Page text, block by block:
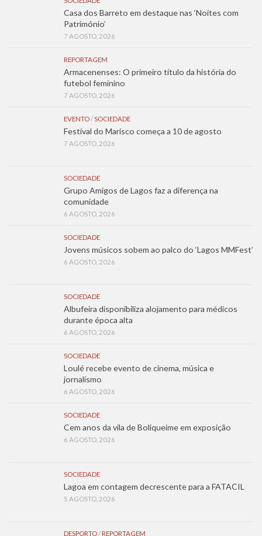
Casa dos Barreto em destaque nas ‘Noites com
Património’
7 AGOSTO, 2026
REPORTAGEM
Armacenenses: O primeiro título da história do
futebol feminino
7 AGOSTO, 2026
EVENTO/SOCIEDADE
Festival do Marisco começa a 10 de agosto
7 AGOSTO, 2026
SOCIEDADE
Grupo Amigos de Lagos faz a diferença na
comunidade
6 AGOSTO, 2026
SOCIEDADE
Jovens músicos sobem ao palco do ‘Lagos MMFest’
6 AGOSTO, 2026
SOCIEDADE
Albufeira disponibiliza alojamento para médicos
durante época alta
6 AGOSTO, 2026
SOCIEDADE
Loulé recebe evento de cinema, música e
jornalismo
6 AGOSTO, 2026
SOCIEDADE
Cem anos da vila de Boliqueime em exposição
6 AGOSTO, 2026
SOCIEDADE
Lagoa em contagem decrescente para a FATACIL
5 AGOSTO, 2026
DESPORTO/ REPORTAGEM